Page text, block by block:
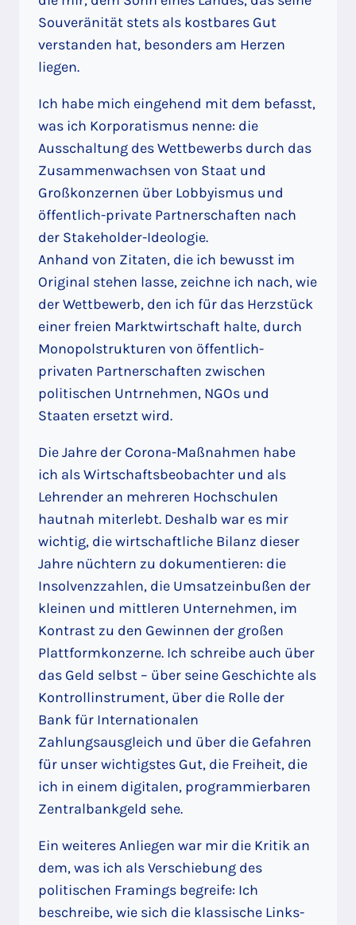
Souveränität stets als kostbares Gut
verstanden hat, besonders am Herzen
liegen.
Ich habe mich eingehend mit dem befasst,
was ich Korporatismus nenne: die
Ausschaltung des Wettbewerbs durch das
Zusammenwachsen von Staat und
Großkonzernen über Lobbyismus und
öffentlich-private Partnerschaften nach
der Stakeholder-Ideologie.
Anhand von Zitaten, die ich bewusst im
Original stehen lasse, zeichne ich nach, wie
der Wettbewerb, den ich für das Herzstück
einer freien Marktwirtschaft halte, durch
Monopolstrukturen von öffentlich-
privaten Partnerschaften zwischen
politischen Untrnehmen, NGOs und
Staaten ersetzt wird.
Die Jahre der Corona-Maßnahmen habe
ich als Wirtschaftsbeobachter und als
Lehrender an mehreren Hochschulen
hautnah miterlebt. Deshalb war es mir
wichtig, die wirtschaftliche Bilanz dieser
Jahre nüchtern zu dokumentieren: die
Insolvenzzahlen, die Umsatzeinbußen der
kleinen und mittleren Unternehmen, im
Kontrast zu den Gewinnen der großen
Plattformkonzerne. Ich schreibe auch über
das Geld selbst – über seine Geschichte als
Kontrollinstrument, über die Rolle der
Bank für Internationalen
Zahlungsausgleich und über die Gefahren
für unser wichtigstes Gut, die Freiheit, die
ich in einem digitalen, programmierbaren
Zentralbankgeld sehe.
Ein weiteres Anliegen war mir die Kritik an
dem, was ich als Verschiebung des
politischen Framings begreife: Ich
beschreibe, wie sich die klassische Links-